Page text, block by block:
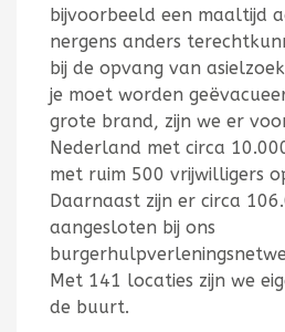
bijvoorbeeld een maaltijd
nergens anders
bij de opvang van
je moet worden
grote brand, zijn we er
Nederland met circa
met ruim 500 vrijwilligers
Daarnaast zijn er circa
aangesloten bij ons
Met 141 locaties zijn we
de buurt.